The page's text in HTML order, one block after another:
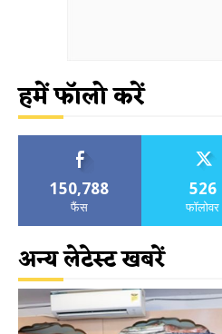
हमें फॉलो करें
150,788
फैंस
526
फॉलोवर
अन्य लेटेस्ट खबरें